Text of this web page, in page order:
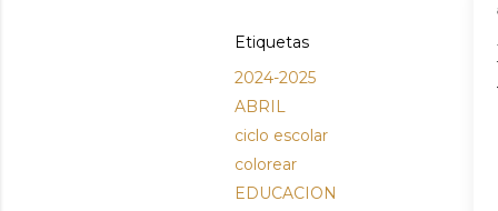
Etiquetas
2024-2025
ABRIL
ciclo escolar
colorear
EDUCACION